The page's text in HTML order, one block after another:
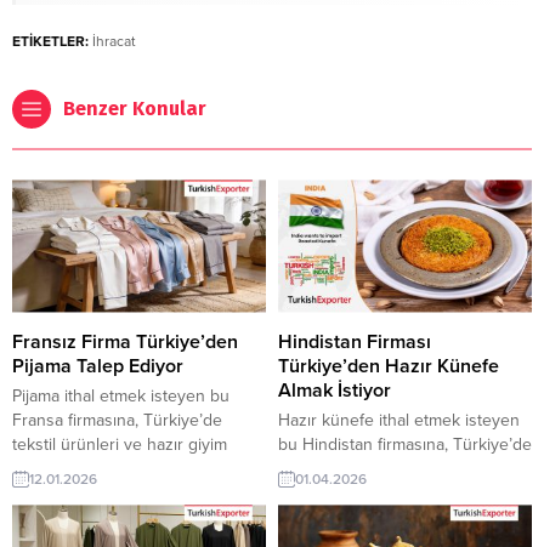
ETİKETLER: İhracat
Benzer Konular
Fransız Firma Türkiye’den
Pijama Talep Ediyor
Pijama ithal etmek isteyen bu
Fransa firmasına, Türkiye’de
tekstil ürünleri ve hazır giyim
sanayi ile uyku giyimi üreticisi
veya tedarikçisi olan ihracatçı
firmalar teklif sunabilirler. Yeni bir
ihracat pazarı fırsatı olan bu alım
12.01.2026
Hindistan Firması
Türkiye’den Hazır Künefe
Almak İstiyor
Hazır künefe ithal etmek isteyen
bu Hindistan firmasına, Türkiye’de
dondurulmuş gıda ve geleneksel
tatlı ürünleri ile künefe üreticisi
veya tedarikçisi olan ihracatçı
firmalar teklif sunabilirler. Yeni bir
01.04.2026